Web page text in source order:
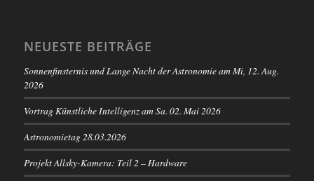
NEUESTE BEITRÄGE
Sonnenfinsternis und Lange Nacht der Astronomie am Mi, 12. Aug.
2026
Vortrag Künstliche Intelligenz am Sa. 02. Mai 2026
Astronomietag 28.03.2026
Projekt Allsky-Kamera: Teil 2 – Hardware